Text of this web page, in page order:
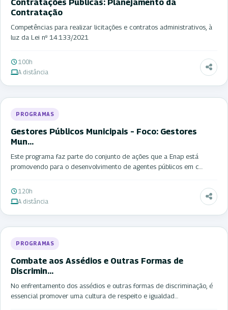
Contratações Públicas: Planejamento da
Contratação
Competências para realizar licitações e contratos administrativos, à
luz da Lei nº 14.133/2021
100h
A distância
PROGRAMAS
Gestores Públicos Municipais – Foco: Gestores
Mun…
Este programa faz parte do conjunto de ações que a Enap está
promovendo para o desenvolvimento de agentes públicos em c…
120h
A distância
PROGRAMAS
Combate aos Assédios e Outras Formas de
Discrimin…
No enfrentamento dos assédios e outras formas de discriminação, é
essencial promover uma cultura de respeito e igualdad…